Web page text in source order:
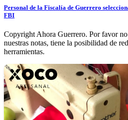
Personal de la Fiscalía de Guerrero
FBI
Copyright Ahora Guerrero. Por favor
nuestras notas, tiene la posibilidad de
herramientas.